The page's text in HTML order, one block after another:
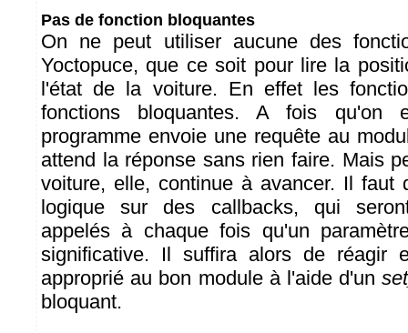
Pas de fonction bloquantes
On ne peut utiliser aucune des
Yoctopuce, que ce soit pour lire la
l'état de la voiture. En effet les
fonctions bloquantes. A fois qu'on
programme envoie une requête au
attend la réponse sans rien faire. Mais
voiture, elle, continue à avancer. Il faut
logique sur des callbacks, qui
appelés à chaque fois qu'un
significative. Il suffira alors de réagir
approprié au bon module à l'aide d'un
bloquant.